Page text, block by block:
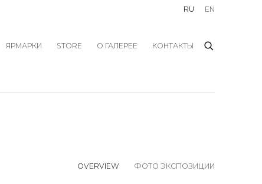
ЯРМАРКИ STORE О ГАЛЕРЕЕ КОНТАКТЫ
RU EN
OVERVIEW ФОТО ЭКСПОЗИЦИИ